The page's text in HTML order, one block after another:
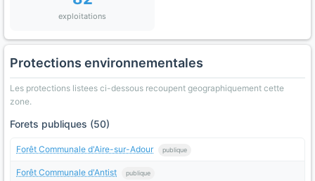
exploitations
Protections environnementales
Les protections listees ci-dessous recoupent geographiquement cette
zone.
Forets publiques (50)
Forêt Communale d'Aire-sur-Adour publique
Forêt Communale d'Antist publique